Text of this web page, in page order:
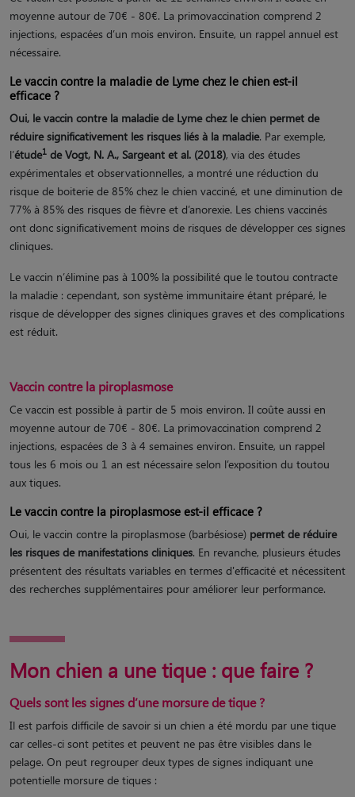
moyenne autour de 70€ - 80€. La primovaccination comprend 2
injections, espacées d’un mois environ. Ensuite, un rappel annuel est
nécessaire.
Le vaccin contre la maladie de Lyme chez le chien est-il
efficace ?
Oui, le vaccin contre la maladie de Lyme chez le chien permet de
réduire significativement les risques liés à la maladie. Par exemple,
l’étude1 de Vogt, N. A., Sargeant et al. (2018), via des études
expérimentales et observationnelles, a montré une réduction du
risque de boiterie de 85% chez le chien vacciné, et une diminution de
77% à 85% des risques de fièvre et d’anorexie. Les chiens vaccinés
ont donc significativement moins de risques de développer ces signes
cliniques.
Le vaccin n’élimine pas à 100% la possibilité que le toutou contracte
la maladie : cependant, son système immunitaire étant préparé, le
risque de développer des signes cliniques graves et des complications
est réduit.
Vaccin contre la piroplasmose
Ce vaccin est possible à partir de 5 mois environ. Il coûte aussi en
moyenne autour de 70€ - 80€. La primovaccination comprend 2
injections, espacées de 3 à 4 semaines environ. Ensuite, un rappel
tous les 6 mois ou 1 an est nécessaire selon l’exposition du toutou
aux tiques.
Le vaccin contre la piroplasmose est-il efficace ?
Oui, le vaccin contre la piroplasmose (barbésiose) permet de réduire
les risques de manifestations cliniques. En revanche, plusieurs études
présentent des résultats variables en termes d'efficacité et nécessitent
des recherches supplémentaires pour améliorer leur performance.
Mon chien a une tique : que faire ?
Quels sont les signes d’une morsure de tique ?
Il est parfois difficile de savoir si un chien a été mordu par une tique
car celles-ci sont petites et peuvent ne pas être visibles dans le
pelage. On peut regrouper deux types de signes indiquant une
potentielle morsure de tiques :